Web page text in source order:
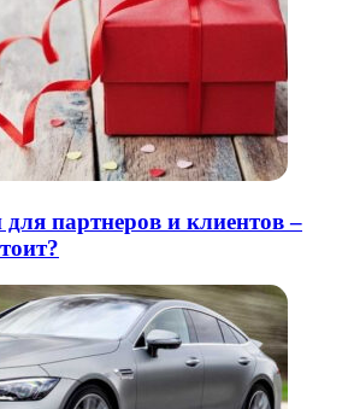
партнеров и клиентов –